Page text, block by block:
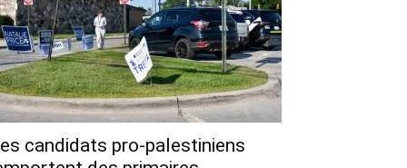
candidats pro-palestiniens